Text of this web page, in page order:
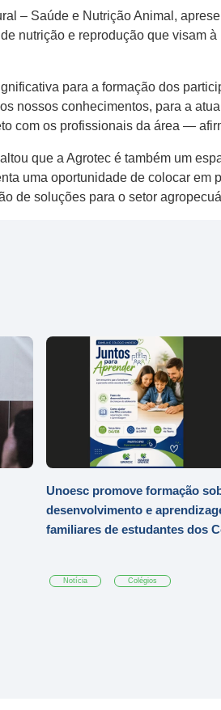
– Saúde e Nutrição Animal,
nutrição e reprodução que visam
para a formação dos
nossos conhecimentos, para a
com os profissionais da área —
que a Agrotec é também um
uma oportunidade de colocar em
de soluções para o setor
Unoesc promove formação
desenvolvimento e
familiares de estudantes dos
Notícia Colégios